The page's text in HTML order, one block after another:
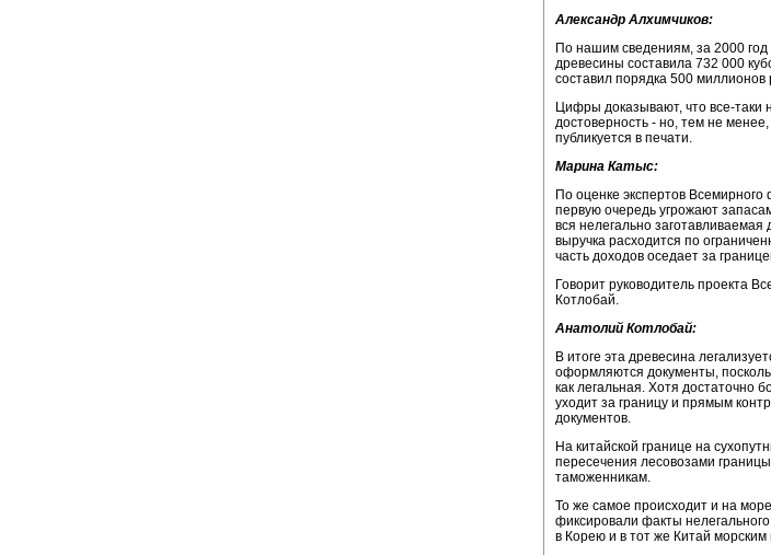
Александр Алхимчиков:
По нашим сведениям, за 2000 год
древесины составила 732 000
составил порядка 500 миллионов
Цифры доказывают, что все-таки
достоверность - но, тем не
публикуется в печати.
Марина Катыс:
По оценке экспертов
первую очередь угрожают
вся нелегально
выручка расходится по
часть доходов оседает за
Говорит руководитель проекта
Котлобай.
Анатолий Котлобай:
В итоге эта древесина
оформляются документы,
как легальная. Хотя достаточно
уходит за границу и прямым
документов.
На китайской границе на
пересечения лесовозами
таможенникам.
То же самое происходит и на
фиксировали факты
в Корею и в тот же Китай морским